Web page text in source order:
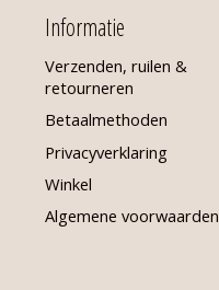
Informatie
Verzenden, ruilen &
retourneren
Betaalmethoden
Privacyverklaring
Winkel
Algemene voorwaarden